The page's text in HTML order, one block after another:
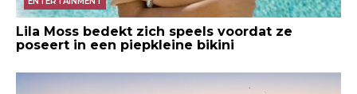
Lila Moss bedekt zich speels voordat ze
poseert in een piepkleine bikini